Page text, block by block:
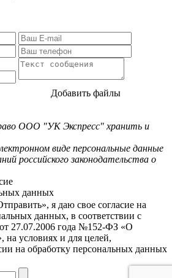
Добавить файлы
ООО "УК Экспресс" хранить и
виде персональные данные
российского законодательства о
данных
я даю свое согласие на
данных, в соответствии с
27.07.2006 года №152-ФЗ «О
на условиях и для целей,
на обработку персональных данных